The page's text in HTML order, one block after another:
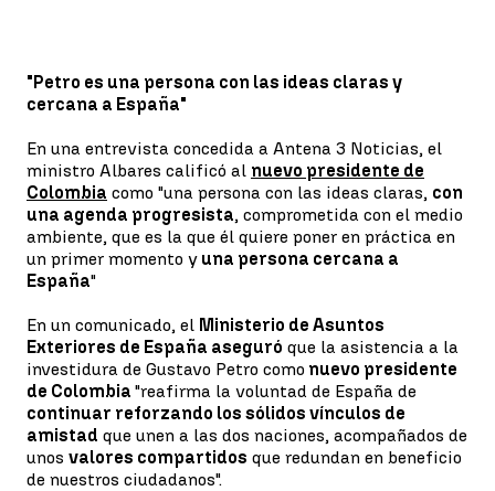
"Petro es una persona con las ideas claras y
cercana a España"
En una entrevista concedida a Antena 3 Noticias, el
ministro Albares calificó al nuevo presidente de
Colombia como "una persona con las ideas claras, con
una agenda progresista, comprometida con el medio
ambiente, que es la que él quiere poner en práctica en
un primer momento y una persona cercana a
España"
En un comunicado, el Ministerio de Asuntos
Exteriores de España aseguró que la asistencia a la
investidura de Gustavo Petro como nuevo presidente
de Colombia "reafirma la voluntad de España de
continuar reforzando los sólidos vínculos de
amistad que unen a las dos naciones, acompañados de
unos valores compartidos que redundan en beneficio
de nuestros ciudadanos".